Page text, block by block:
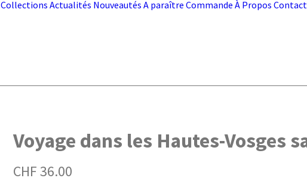
Collections Actualités Nouveautés A paraître Commande À Propos Contact
Voyage dans les Hautes-Vosges
CHF36.00